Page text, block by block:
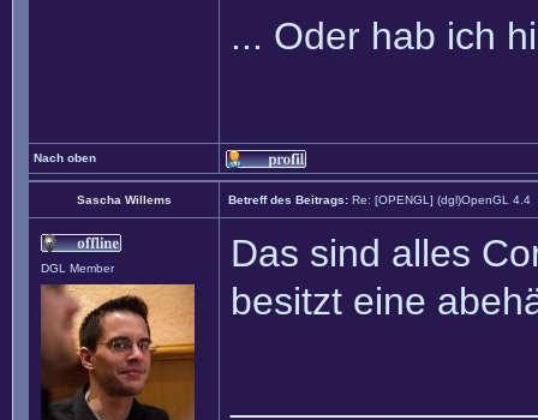
... Oder hab ich
Nach oben
Sascha Willems Betreff des Beitrags: Re: [OPENGL] (dgl)OpenGL 4.4
DGL Member
Das sind alles
besitzt eine